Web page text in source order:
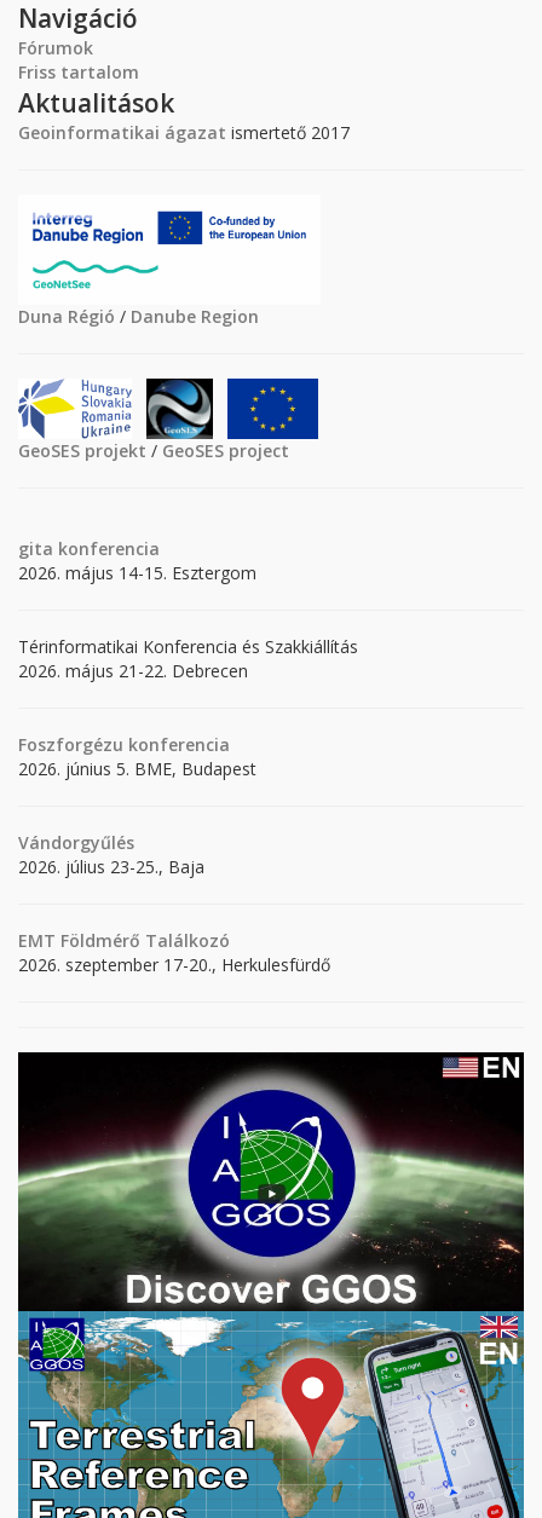
Navigáció
Fórumok
Friss tartalom
Aktualitások
Geoinformatikai ágazat ismertető 2017
Duna Régió / Danube Region
GeoSES projekt / GeoSES project
gita konferencia
2026. május 14-15. Esztergom
Térinformatikai Konferencia és Szakkiállítás
2026. május 21-22. Debrecen
Foszforgézu konferencia
2026. június 5. BME, Budapest
Vándorgyűlés
2026. július 23-25., Baja
EMT Földmérő Találkozó
2026. szeptember 17-20., Herkulesfürdő